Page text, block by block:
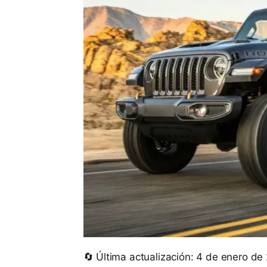
🔄 Última actualización: 4 de enero de